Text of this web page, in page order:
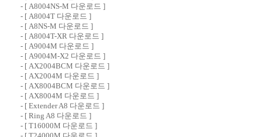
- [ A8004NS-M 다운로드 ]
- [ A8004T 다운로드 ]
- [ A8NS-M 다운로드 ]
- [ A8004T-XR 다운로드 ]
- [ A9004M 다운로드 ]
- [ A9004M-X2 다운로드 ]
- [ AX2004BCM 다운로드 ]
- [ AX2004M 다운로드 ]
- [ AX8004BCM 다운로드 ]
- [ AX8004M 다운로드 ]
- [ Extender A8 다운로드 ]
- [ Ring A8 다운로드 ]
- [ T16000M 다운로드 ]